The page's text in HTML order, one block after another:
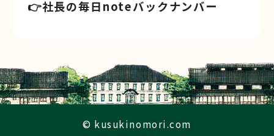
👉️社長の毎日noteバックナンバー
© kusukinomori.com